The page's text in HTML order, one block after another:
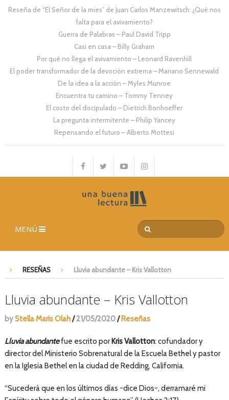
Reseña de “El Señor de la mies” de Juan Carlos Manzewitsch: ¿Qué nos
falta para el avivamiento?
Guerra de Palabras – Paul David Tripp
Casi en casa – Billy Graham
Por qué no llega el avivamiento – Leonard Ravenhill
El poder transformador de la devoción extrema – Mariano Sennewald
De la idea a la acción – Myles Munroe
Encuentra tu camino – Tommy Tenney
El costo del discipulado – Dietrich Bonhoeffer
La pregunta intermitente – Philip Yancey
Repensando el futuro – Alberto Mottesi
MENÚ
RESEÑAS Lluvia abundante – Kris Vallotton
Lluvia abundante – Kris Vallotton
byStella Maris Olah/21/05/2020/ Reseñas
Lluvia abundantefue escrito porKris Vallotton: cofundador y
director del Ministerio Sobrenatural de la Escuela Bethel y pastor
en la Iglesia Bethel en la ciudad de Redding, California.
“Sucederá que en los últimos días -dice Dios-, derramaré mi